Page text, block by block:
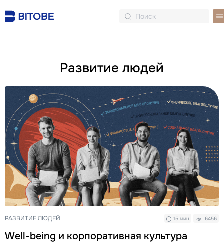
Развитие людей
РАЗВИТИЕ ЛЮДЕЙ 15 мин 6456
Well-being и корпоративная культура